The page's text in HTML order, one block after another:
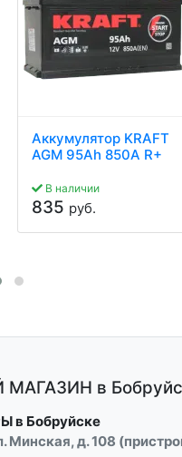
Аккумулятор KRAFT
AGM 95Ah 850A R+
В наличии
835 руб.
в
в Бобруйске
Минская, д. 108